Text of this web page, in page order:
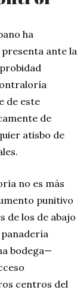
ha
ante la
de este
de
atisbo de
no es más
punitivo
de los de abajo
bodega—
centros del